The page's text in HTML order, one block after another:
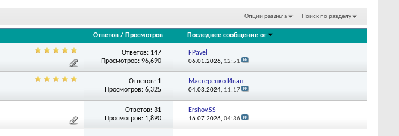
Опции раздела Поиск по разделу
Ответов / Просмотров Последнее сообщение от
Ответов: 147
Просмотров: 96,690
FPavel
06.01.2026, 12:51
Ответов: 1
Просмотров: 6,325
Мастеренко Иван
04.03.2024, 11:17
Ответов: 31
Просмотров: 1,890
Ershov.SS
16.07.2026, 04:36